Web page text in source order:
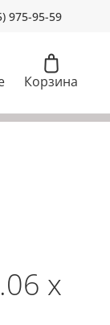
975-95-59
Корзина
х